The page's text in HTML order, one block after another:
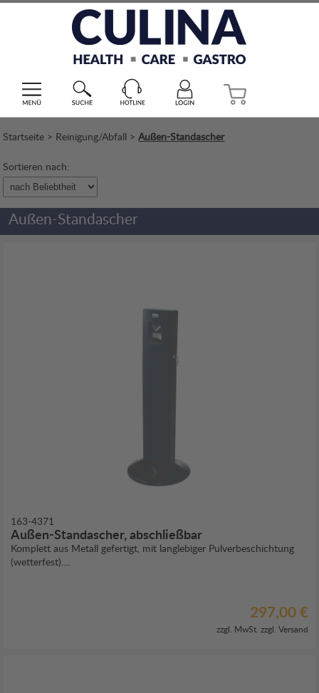
Startseite > Reinigung/Abfall >Außen-Standascher
Sortieren nach:
Außen-Standascher
163-4371
Außen-Standascher, abschließbar
Komplett aus Metall gefertigt, mit langlebiger Pulverbeschichtung
(wetterfest)....
297,00 €
zzgl. MwSt. zzgl. Versand